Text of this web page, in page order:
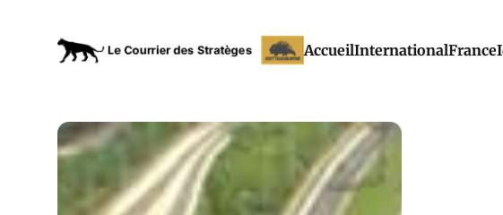
AccueilInternationalFrance